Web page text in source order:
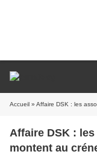
Accueil » Affaire DSK : les
Affaire DSK :
montent au